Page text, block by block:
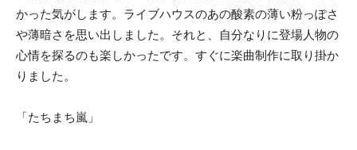
かった気がします。ライブハウスのあの酸素の薄い粉っぽさ
や薄暗さを思い出しました。それと、自分なりに登場人物の
心情を探るのも楽しかったです。すぐに楽曲制作に取り掛か
りました。
「たちまち嵐」